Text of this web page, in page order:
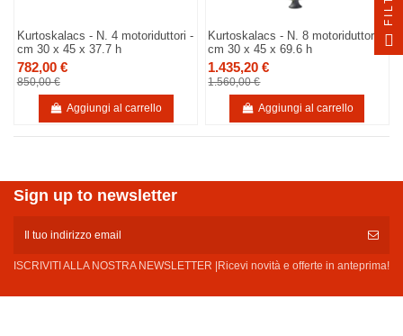
Kurtoskalacs - N. 4 motoriduttori -
cm 30 x 45 x 37.7 h
782,00 €
850,00 €
Aggiungi al carrello
Kurtoskalacs - N. 8 motoriduttori -
cm 30 x 45 x 69.6 h
1.435,20 €
1.560,00 €
Aggiungi al carrello
Sign up to newsletter
ISCRIVITI ALLA NOSTRA NEWSLETTER |Ricevi novità e offerte in anteprima!